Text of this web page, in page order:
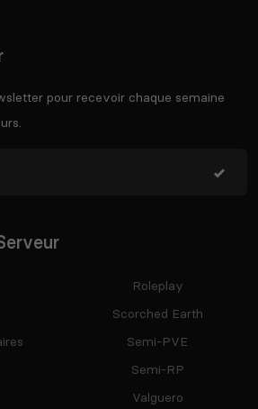
pour recevoir chaque semaine
Roleplay
Scorched Earth
Semi-PVE
Semi-RP
Valguero